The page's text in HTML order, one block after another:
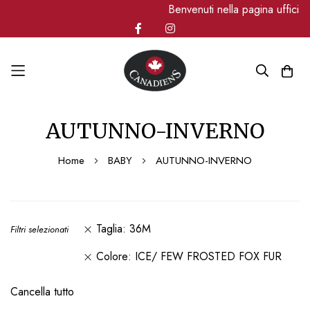
Benvenuti nella pagina
AUTUNNO-INVERNO
Home BABY AUTUNNO-INVERNO
Filtri selezionati Taglia 36M
Colore ICE/ FEW FROSTED FOX FUR
Cancella tutto